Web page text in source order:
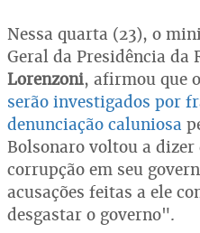
Nessa quarta (23), o
Geral da Presidência da
Lorenzoni, afirmou que o
serão investigados por
denunciação caluniosa
Bolsonaro voltou a dizer
corrupção em seu
acusações feitas a ele
desgastar o governo".